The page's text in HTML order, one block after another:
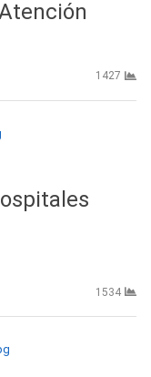
1427
1534